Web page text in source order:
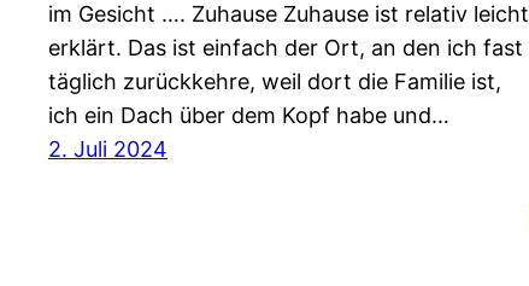
im Gesicht …. Zuhause Zuhause ist relativ leicht
erklärt. Das ist einfach der Ort, an den ich fast
täglich zurückkehre, weil dort die Familie ist,
ich ein Dach über dem Kopf habe und…
2. Juli 2024